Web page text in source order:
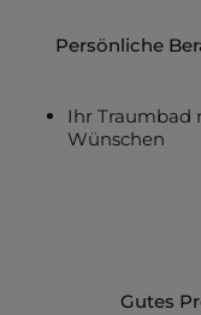
Persönliche
Ihr Traumbad
Wünschen
Gutes